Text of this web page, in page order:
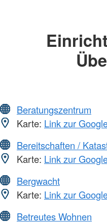
Beratungszentrum
Karte: Link zur
Bereitschaften /
Karte: Link zur
Bergwacht
Karte: Link zur
Betreutes Wohnen